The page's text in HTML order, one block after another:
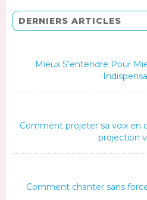
DERNIERS ARTICLES
Mieux S’entendre Pour
Comment projeter sa voix en
projection
Comment chanter sans